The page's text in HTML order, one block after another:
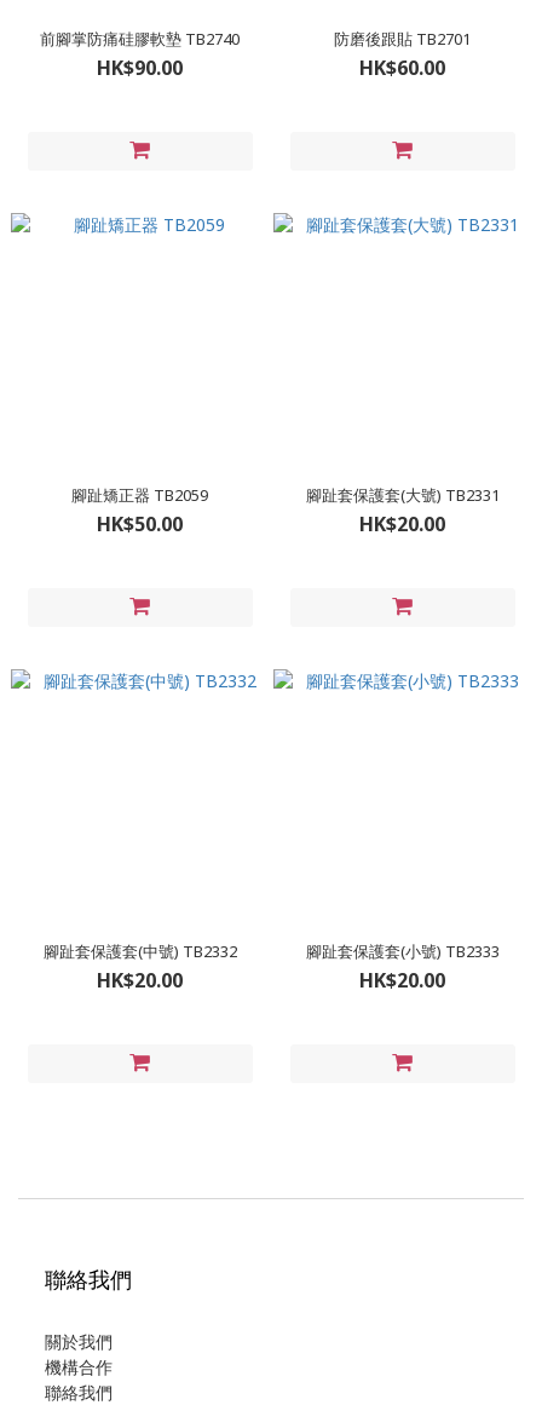
前腳掌防痛硅膠軟墊 TB2740
HK$90.00
防磨後跟貼 TB2701
HK$60.00
腳趾矯正器 TB2059
HK$50.00
腳趾套保護套(大號) TB2331
HK$20.00
腳趾套保護套(中號) TB2332
HK$20.00
腳趾套保護套(小號) TB2333
HK$20.00
聯絡我們
關於我們
機構合作
聯絡我們